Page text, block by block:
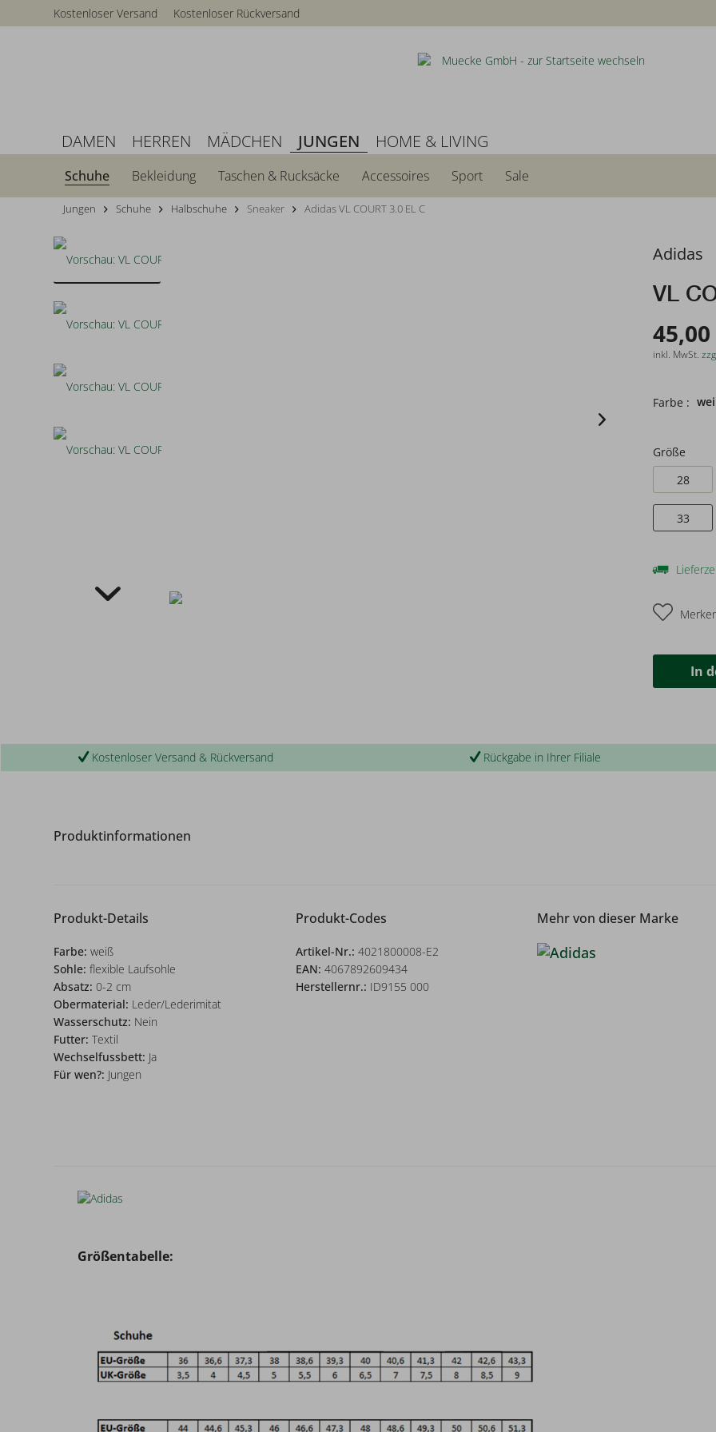
Kostenloser Versand Kostenloser Rückversand
DAMEN HERREN MÄDCHEN JUNGEN HOME & LIVING
Schuhe Bekleidung Taschen & Rucksäcke Accessoires Sport Sale
Jungen Schuhe Halbschuhe Sneaker Adidas VL COURT 3.0 EL C
Adidas
VL
45,00
inkl. MwSt.
Farbe :
Größe
28
33
In
Kostenloser Versand & Rückversand Rückgabe in Ihrer Filiale
Produktinformationen
Produkt-Details
Farbe:weiß
Sohle: flexible Laufsohle
Absatz: 0-2 cm
Obermaterial: Leder/Lederimitat
Wasserschutz: Nein
Futter: Textil
Wechselfussbett: Ja
Für wen?: Jungen
Produkt-Codes
Artikel-Nr.: 4021800008-E2
EAN: 4067892609434
Herstellernr.: ID9155 000
Mehr von dieser Marke
Größentabelle: